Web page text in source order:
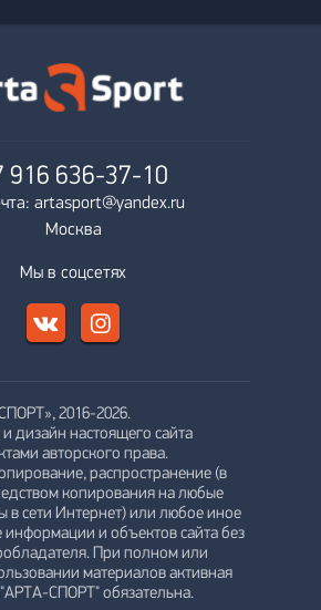
916 636-37-10
artasport@yandex.ru
Москва
Мы в соцсетях
2016-2026.
дизайн настоящего сайта
авторского права.
распространение (в
копирования на любые
в сети Интернет) или любое иное
информации и объектов сайта без
При полном или
материалов активная
СПОРТ" обязательна.